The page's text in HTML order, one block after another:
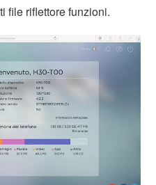
file riflettore funzioni.